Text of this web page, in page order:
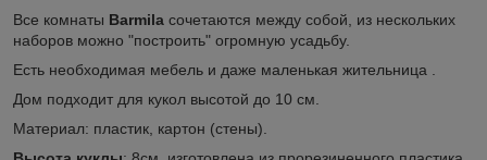
Все комнаты Barmila сочетаются между собой, из нескольких
наборов можно "построить" огромную усадьбу.
Есть необходимая мебель и даже маленькая жительница .
Дом подходит для кукол высотой до 10 см.
Материал: пластик, картон (стены).